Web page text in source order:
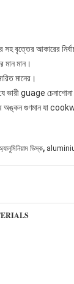
বৃত্তের আকারের
মান।
মানের।
ভারী guage
গুণমান যা
ডিস্ক,